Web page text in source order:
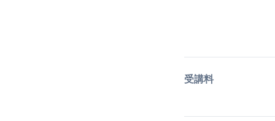
受講料